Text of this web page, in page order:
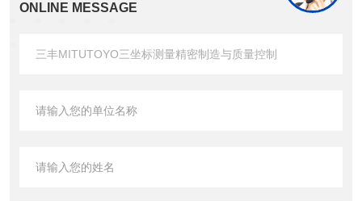
ONLINE MESSAGE